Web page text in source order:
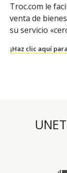
Troc.com le
venta de
su servicio
¡Haz clic aquí